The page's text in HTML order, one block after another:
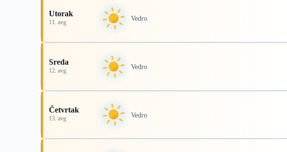
Utorak
11. avg Vedro
Sreda
12. avg Vedro
Četvrtak
13. avg Vedro